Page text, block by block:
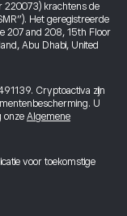
220073) krachtens de
Het geregistreerde
207 and 208, 15th Floor
Abu Dhabi, United
Cryptoactiva zijn
U
onze Algemene
voor toekomstige